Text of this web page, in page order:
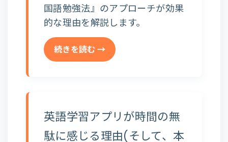
国語勉強法』のアプローチが効果
的な理由を解説します。
続きを読む →
英語学習アプリが時間の無
駄に感じる理由(そして、本